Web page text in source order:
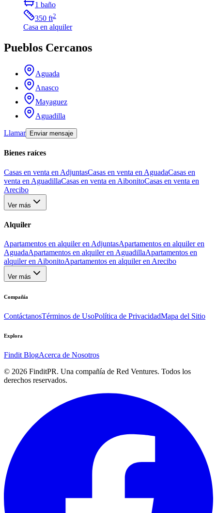
1 baño
350 ft2
Casa en alquiler
Pueblos Cercanos
Aguada
Anasco
Mayaguez
Aguadilla
Llamar Enviar mensaje
Bienes raíces
Casas en venta en AdjuntasCasas en venta en AguadaCasas en
venta en AguadillaCasas en venta en AibonitoCasas en venta en
Arecibo
Ver más
Alquiler
Apartamentos en alquiler en AdjuntasApartamentos en alquiler en
AguadaApartamentos en alquiler en AguadillaApartamentos en
alquiler en AibonitoApartamentos en alquiler en Arecibo
Ver más
Compañía
ContáctanosTérminos de UsoPolítica de PrivacidadMapa del Sitio
Explora
Findit BlogAcerca de Nosotros
© 2026 FinditPR. Una compañía de Red Ventures. Todos los
derechos reservados.